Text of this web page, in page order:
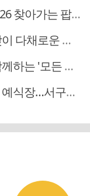
팝업놀이터' 운영
화 프로그램 운영
모든 독서' 운영
부부 피해 대책 촉구